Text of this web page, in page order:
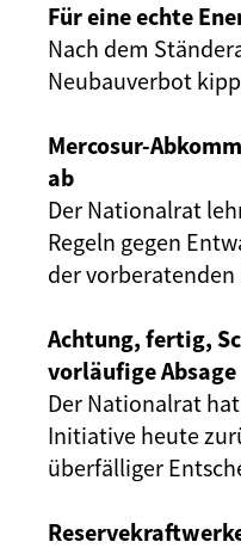
Für eine echte
Nach dem
Neubauverbot
Mercosur-
ab
Der Nationalrat
Regeln gegen
der
Achtung, fertig,
vorläufige Absage
Der Nationalrat
Initiative heute
überfälliger